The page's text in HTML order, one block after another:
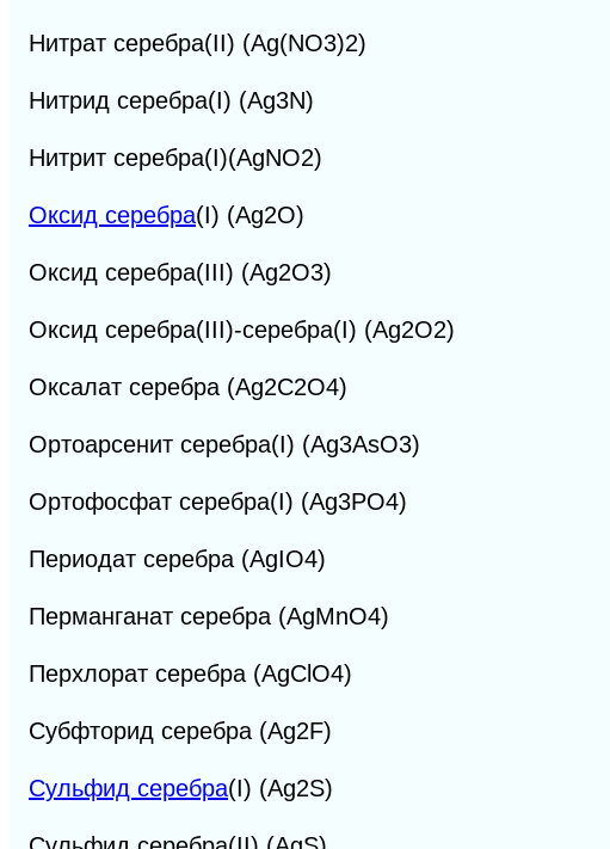
Нитрат серебра(II) (Ag(NO3)2)
Нитрид серебра(I) (Ag3N)
Нитрит серебра(I)(AgNO2)
Оксид серебра(I) (Ag2O)
Оксид серебра(III) (Ag2O3)
Оксид серебра(III)-серебра(I) (Ag2O2)
Оксалат серебра (Ag2C2O4)
Ортоарсенит серебра(I) (Ag3AsO3)
Ортофосфат серебра(I) (Ag3PO4)
Периодат серебра (AgIO4)
Перманганат серебра (AgMnO4)
Перхлорат серебра (AgClO4)
Субфторид серебра (Ag2F)
Сульфид серебра(I) (Ag2S)